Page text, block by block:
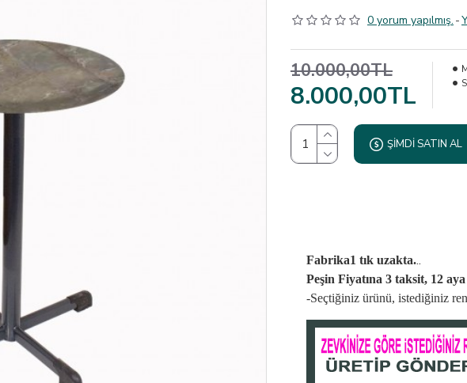
0 yorum yapılmış. -
8.000,00TL
10.000,00TL
ŞIMDI SATIN AL
Fabrika1 tık uzakta...
Peşin Fiyatına 3 taksit, 12
-Seçtiğiniz ürünü, istediğiniz